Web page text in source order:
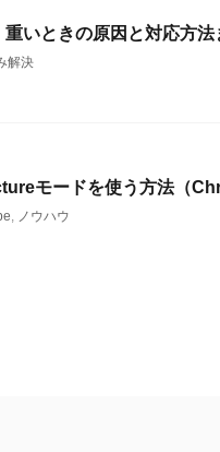
いときの原因と対応方法
解決
モードを使う方法（
, ノウハウ